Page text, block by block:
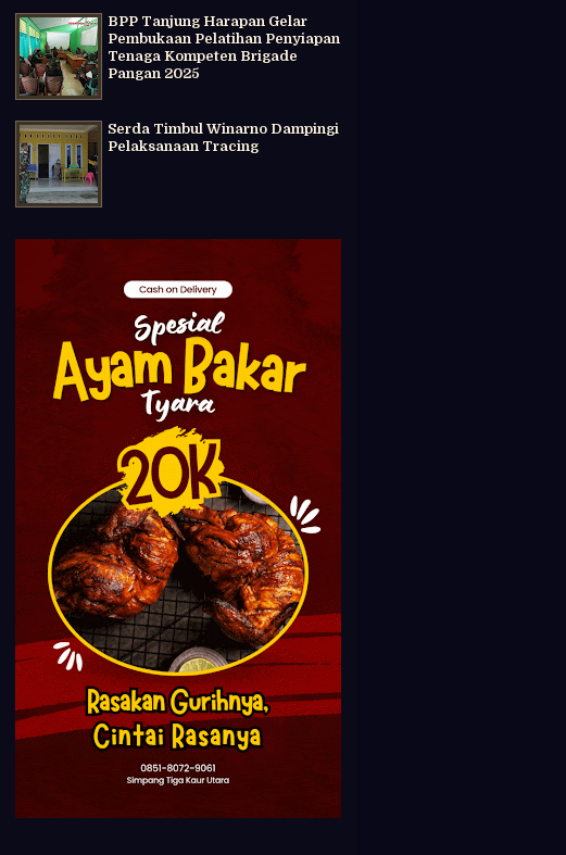
BPP Tanjung Harapan Gelar
Pembukaan Pelatihan Penyiapan
Tenaga Kompeten Brigade
Pangan 2025
Serda Timbul Winarno Dampingi
Pelaksanaan Tracing